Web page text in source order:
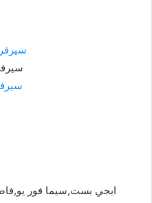
ايجي بست,سيما فور